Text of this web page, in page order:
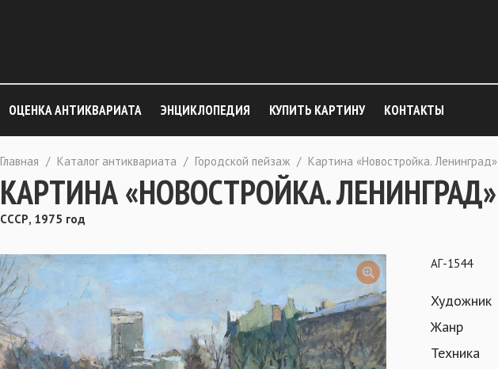
ОЦЕНКА АНТИКВАРИАТА ЭНЦИКЛОПЕДИЯ КУПИТЬ КАРТИНУ КОНТАКТЫ
Главная / Каталог антиквариата / Городской пейзаж / Картина «Новостройка. Ленинград»
КАРТИНА «НОВОСТРОЙКА. ЛЕНИНГРАД»
СССР, 1975 год
АГ-1544
Художник
Жанр
Техника